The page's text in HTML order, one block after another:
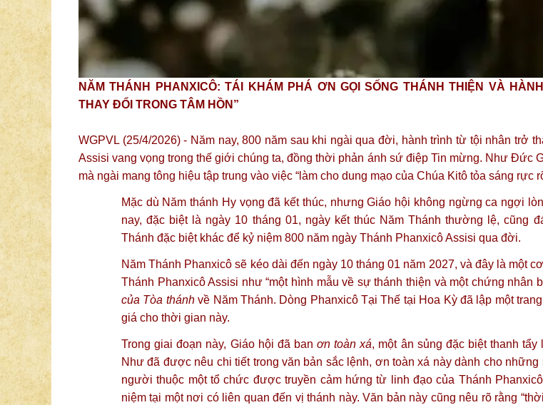
NĂM THÁNH PHANXICÔ: TÁI KHÁM PHÁ ƠN GỌI SỐNG THÁNH THIỆN VÀ
THAY ĐỔI TRONG TÂM HỒN”
WGPVL (25/4/2026) - Năm nay, 800 năm sau khi ngài qua đời, hành trình từ tội nhân trở
Assisi vang vọng trong thế giới chúng ta, đồng thời phản ánh sứ điệp Tin mừng. Như Đức
mà ngài mang tông hiệu tập trung vào việc “làm cho dung mạo của Chúa Kitô tỏa sáng rực
Mặc dù Năm thánh Hy vọng đã kết thúc, nhưng Giáo hội không ngừng ca ngợi
nay, đặc biệt là ngày 10 tháng 01, ngày kết thúc Năm Thánh thường lệ, cũng
Thánh đặc biệt khác để kỷ niệm 800 năm ngày Thánh Phanxicô Assisi qua đời.
Năm Thánh Phanxicô sẽ kéo dài đến ngày 10 tháng 01 năm 2027, và đây là một
Thánh Phanxicô Assisi như “một hình mẫu về sự thánh thiện và một chứng nhân
của Tòa thánhvề Năm Thánh. Dòng Phanxicô Tại Thế tại Hoa Kỳ đã lập một
giá cho thời gian này.
Trong giai đoạn này, Giáo hội đã banơn toàn xá, một ân sủng đặc biệt thanh
Như đã được nêu chi tiết trong văn bản sắc lệnh, ơn toàn xá này dành cho
người thuộc một tổ chức được truyền cảm hứng từ linh đạo của Thánh
niệm tại một nơi có liên quan đến vị thánh này. Văn bản này cũng nêu rõ rằng